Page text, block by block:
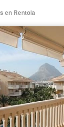
en Rentola